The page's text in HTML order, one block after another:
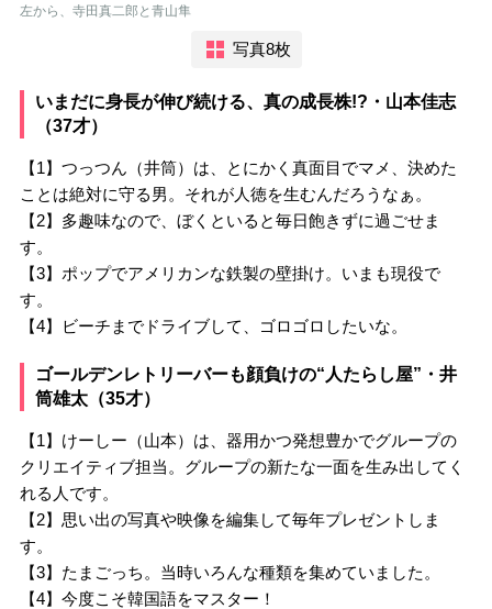
左から、寺田真二郎と青山隼
写真8枚
いまだに身長が伸び続ける、真の成長株!?・山本佳志
（37才）
【1】つっつん（井筒）は、とにかく真面目でマメ、決めた
ことは絶対に守る男。それが人徳を生むんだろうなぁ。
【2】多趣味なので、ぼくといると毎日飽きずに過ごせま
す。
【3】ポップでアメリカンな鉄製の壁掛け。いまも現役で
す。
【4】ビーチまでドライブして、ゴロゴロしたいな。
ゴールデンレトリーバーも顔負けの“人たらし屋”・井
筒雄太（35才）
【1】けーしー（山本）は、器用かつ発想豊かでグループの
クリエイティブ担当。グループの新たな一面を生み出してく
れる人です。
【2】思い出の写真や映像を編集して毎年プレゼントしま
す。
【3】たまごっち。当時いろんな種類を集めていました。
【4】今度こそ韓国語をマスター！